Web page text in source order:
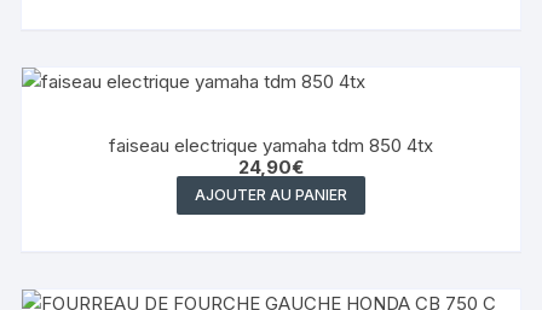
faiseau electrique yamaha tdm 850 4tx
24,90€
AJOUTER AU PANIER